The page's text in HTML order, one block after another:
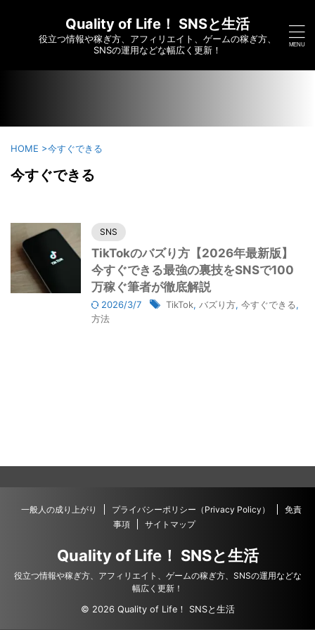
yumei.com/wp-content/themes/affinger/functions.php on
7910
Quality of Life！ SNSと生活
役立つ情報や稼ぎ方、アフィリエイト、ゲームの稼ぎ方、
SNSの運用などな幅広く更新！
HOME >今すぐできる
今すぐできる
SNS
TikTokのバズり方【2026年最新版】
今すぐできる最強の裏技をSNSで100
万稼ぐ筆者が徹底解説
2026/3/7 TikTok, バズり方, 今すぐできる,
方法
一般人の成り上がり プライバシーポリシー（Privacy Policy）
免責
事項
サイトマップ
Quality of Life！ SNSと生活
役立つ情報や稼ぎ方、アフィリエイト、ゲームの稼ぎ方、SNSの運用などな
幅広く更新！
© 2026 Quality of Life！ SNSと生活